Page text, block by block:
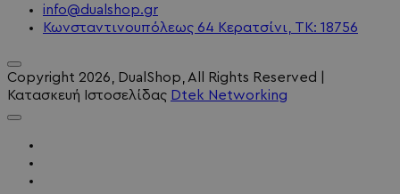
info@dualshop.gr
Κωνσταντινουπόλεως 64 Κερατσίνι, ΤΚ: 18756
Copyright 2026 , DualShop, All Rights Reserved
Κατασκευή Ιστοσελίδας Dtek Networking